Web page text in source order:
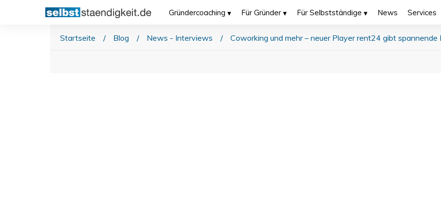
Gründercoaching Für Gründer Für Selbstständige News Services
Startseite / Blog / News - Interviews /